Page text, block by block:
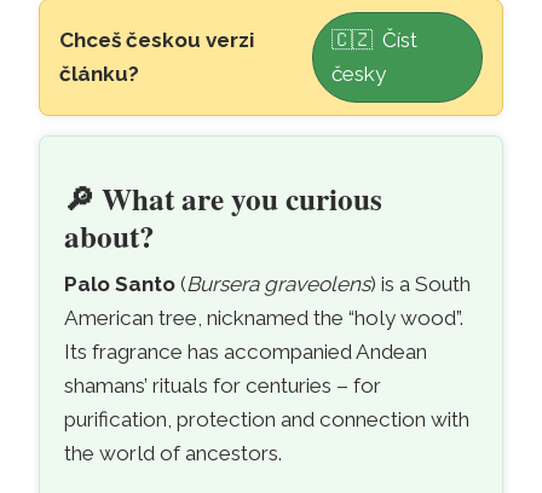
Skip to main content
Chceš českou verzi
článku?
🇨🇿 Číst
česky
🌳Sacred Palo Santo wood – the
🔎 What are you curious
about?
Palo Santo (Bursera graveolens) is a South
American tree, nicknamed the “holy wood”.
Its fragrance has accompanied Andean
shamans’ rituals for centuries – for
purification, protection and connection with
the world of ancestors.